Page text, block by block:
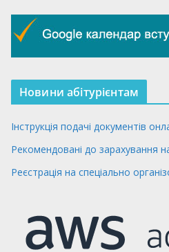
Новини абітурієнтам
Інструкція подачі документів
Рекомендовані до зарахування
Реєстрація на спеціально